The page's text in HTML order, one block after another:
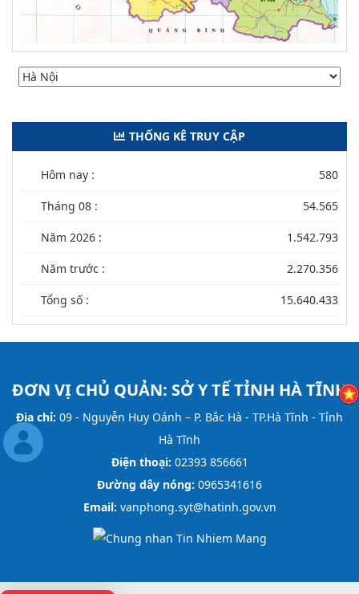
THỐNG KÊ TRUY CẬP
Hôm nay : 580
Tháng 08 : 54.565
Năm 2026 : 1.542.793
Năm trước : 2.270.356
Tổng số : 15.640.433
ĐƠN VỊ CHỦ QUẢN: SỞ Y TẾ TỈNH HÀ TĨNH
Địa chỉ: 09 - Nguyễn Huy Oánh – P. Bắc Hà - TP.Hà Tĩnh - Tỉnh
Hà Tĩnh
Điện thoại: 02393 856661
Đường dây nóng: 0965341616
Email: vanphong.syt@hatinh.gov.vn